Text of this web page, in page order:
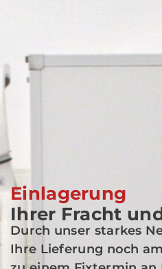
Einlagerung
Ihrer Fracht
Durch unser starkes
Ihre Lieferung noch